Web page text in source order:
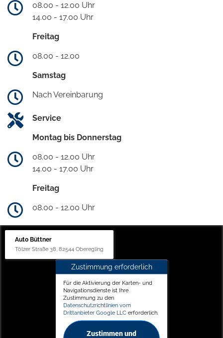
08.00 - 12.00 Uhr
14.00 - 17.00 Uhr
Freitag
08.00 - 12.00
Samstag
Nach Vereinbarung
Service
Montag bis Donnerstag
08.00 - 12.00 Uhr
14.00 - 17.00 Uhr
Freitag
08.00 - 12.00 Uhr
Auto Büttner
Tölzer Straße 38, 82544 Oberegling
Zustimmung erforderlich
Für die Aktivierung der Karten- und
Navigationsdienste ist Ihre
Zustimmung zu den
Datenschutzrichtlinien vom
Drittanbieter Google LLC erforderlich.
Zustimmen und